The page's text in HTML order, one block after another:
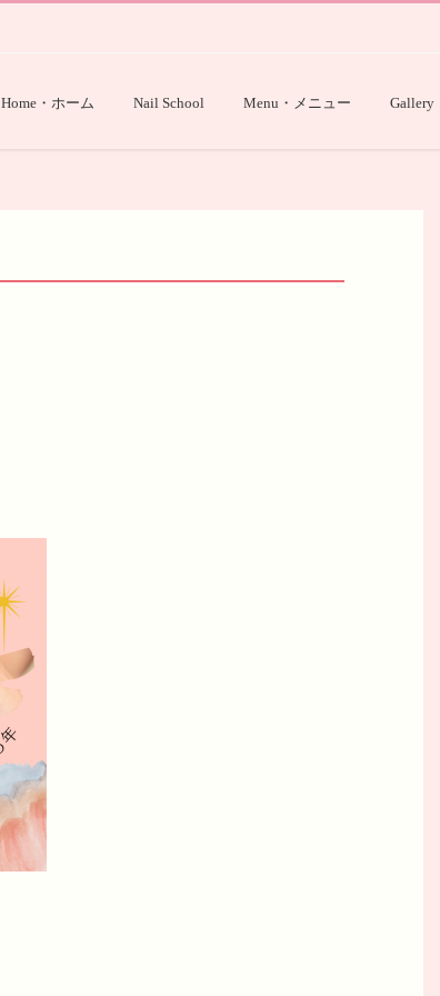
Home・ホーム Nail School Menu・メニュー Gallery